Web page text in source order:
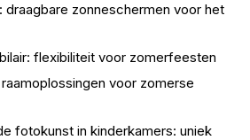
draagbare zonneschermen voor het
flexibiliteit voor zomerfeesten
voor zomerse
fotokunst in kinderkamers: uniek